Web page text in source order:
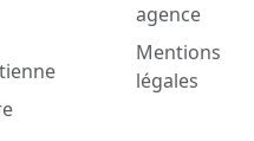
agence
Mentions
légales